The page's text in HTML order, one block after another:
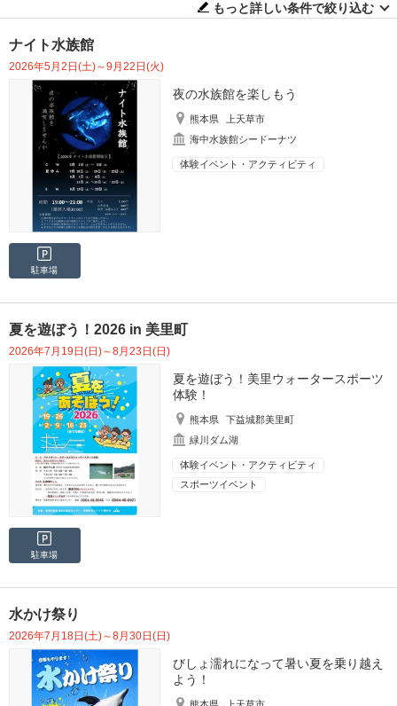
もっと詳しい条件で絞り込む
ナイト水族館
2026年5月2日(土)～9月22日(火)
夜の水族館を楽しもう
熊本県
上天草市
海中水族館シードーナツ
体験イベント・アクティビティ
駐車場
夏を遊ぼう！2026 in 美里町
2026年7月19日(日)～8月23日(日)
夏を遊ぼう！美里ウォータースポーツ
体験！
熊本県
下益城郡美里町
緑川ダム湖
体験イベント・アクティビティ
スポーツイベント
駐車場
水かけ祭り
2026年7月18日(土)～8月30日(日)
びしょ濡れになって暑い夏を乗り越え
よう！